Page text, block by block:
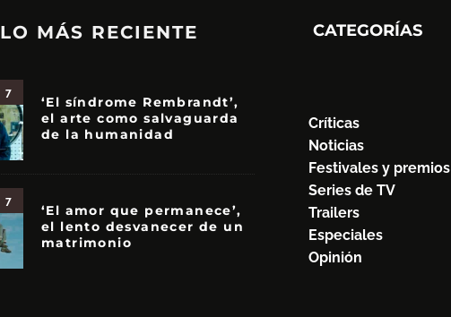
LO MÁS RECIENTE
7
‘El síndrome Rembrandt’,
el arte como salvaguarda
de la humanidad
7
‘El amor que permanece’,
el lento desvanecer de un
matrimonio
CATEGORÍAS
Críticas
Noticias
Festivales y premios
Series de TV
Trailers
Especiales
Opinión